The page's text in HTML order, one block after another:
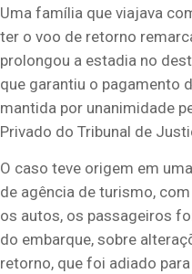
Uma família que viajava
ter o voo de retorno
prolongou a estadia no
que garantiu o pagamento
mantida por unanimidade
Privado do Tribunal de
O caso teve origem em
de agência de turismo,
os autos, os passageiros
do embarque, sobre
retorno, que foi adiado